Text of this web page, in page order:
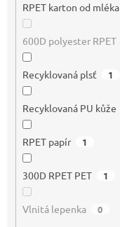
RPET karton od mléka
600D polyester RPET
Recyklovaná plsť 1
Recyklovaná PU kůže
RPET papír 1
300D RPET PET 1
Vlnitá lepenka 0